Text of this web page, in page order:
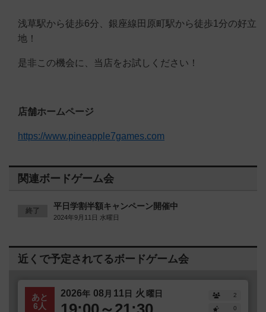
浅草駅から徒歩6分、銀座線田原町駅から徒歩1分の好立
地！
是非この機会に、当店をお試しください！
店舗ホームページ
https://www.pineapple7games.com
関連ボードゲーム会
終了 平日学割半額キャンペーン開催中
2024年9月11日 水曜日
近くで予定されてるボードゲーム会
あと
6人
2026年 08 月 11日 火 曜日
2
0